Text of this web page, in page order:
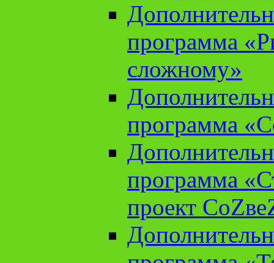
программа
сложному»
программа
программа
проект